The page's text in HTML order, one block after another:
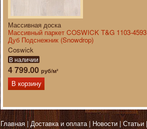
Массивная доска
Массивный паркет COSWICK T&G 1103-4593
Дуб Подснежник (Snowdrop)
Coswick
В наличии
4 799.00 руб/м²
В корзину
Главная Доставка и оплата Новости Статьи